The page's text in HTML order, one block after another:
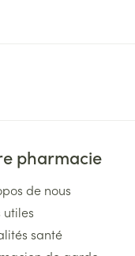
pharmacie
de nous
utiles
santé